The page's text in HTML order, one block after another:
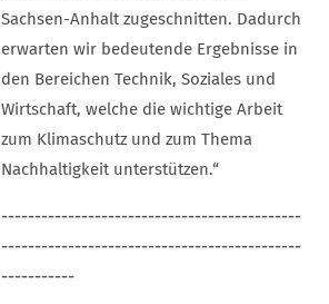
Sachsen-Anhalt zugeschnitten. Dadurch
erwarten wir bedeutende Ergebnisse in
den Bereichen Technik, Soziales und
Wirtschaft, welche die wichtige Arbeit
zum Klimaschutz und zum Thema
Nachhaltigkeit unterstützen.“
---------------------------------------------
---------------------------------------------
-----------